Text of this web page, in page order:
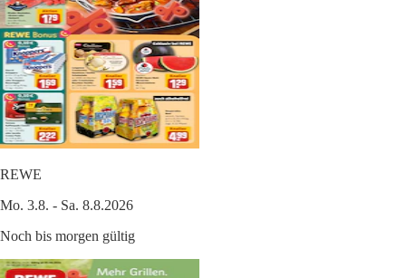
REWE
Mo. 3.8. - Sa. 8.8.2026
Noch bis morgen gültig